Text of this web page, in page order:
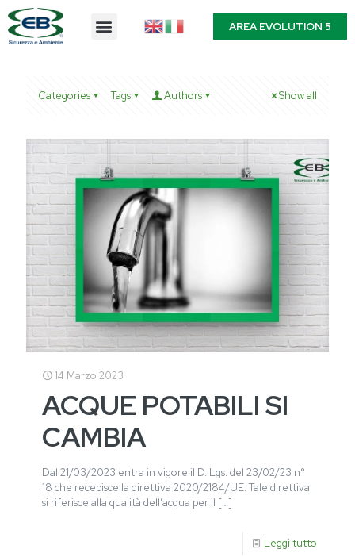
AREA EVOLUTION 5
Categories Tags Authors Show all
14 Marzo 2023
ACQUE POTABILI SI
CAMBIA
Dal 21/03/2023 entra in vigore il D. Lgs. del 23/02/23 n°
18 che recepisce la direttiva 2020/2184/UE. Tale direttiva
si riferisce alla qualità dell’acqua per il […]
Leggi tutto